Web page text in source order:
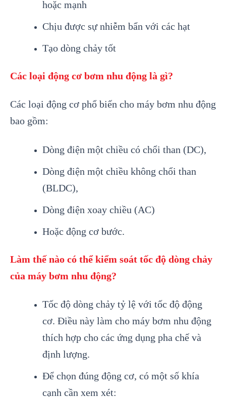
hoặc mạnh
Chịu được sự nhiễm bẩn với các hạt
Tạo dòng chảy tốt
Các loại động cơ bơm nhu động là gì?
Các loại động cơ phổ biến cho máy bơm nhu động
bao gồm:
Dòng điện một chiều có chổi than (DC),
Dòng điện một chiều không chổi than
(BLDC),
Dòng điện xoay chiều (AC)
Hoặc động cơ bước.
Làm thế nào có thể kiểm soát tốc độ dòng chảy
của máy bơm nhu động?
Tốc độ dòng chảy tỷ lệ với tốc độ động
cơ. Điều này làm cho máy bơm nhu động
thích hợp cho các ứng dụng pha chế và
định lượng.
Để chọn đúng động cơ, có một số khía
cạnh cần xem xét: